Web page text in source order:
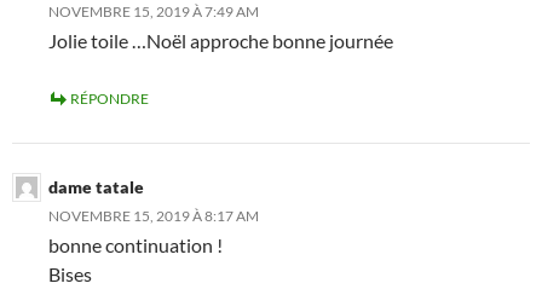
NOVEMBRE 15, 2019 À 7:49 AM
Jolie toile …Noël approche bonne journée
RÉPONDRE
dame tatale
NOVEMBRE 15, 2019 À 8:17 AM
bonne continuation !
Bises